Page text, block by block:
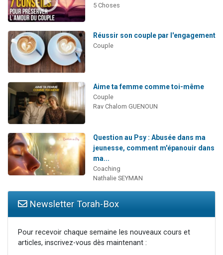
5 Choses
Réussir son couple par l'engagement
Couple
Aime ta femme comme toi-même
Couple
Rav Chalom GUENOUN
Question au Psy : Abusée dans ma
jeunesse, comment m'épanouir dans
ma...
Coaching
Nathalie SEYMAN
Newsletter Torah-Box
Pour recevoir chaque semaine les nouveaux cours et
articles, inscrivez-vous dès maintenant :